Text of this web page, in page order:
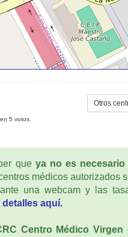
5 votos.
Otros
que ya no es necesario
médicos autorizados
una webcam y las
detalles aquí.
Centro Médico Virgen